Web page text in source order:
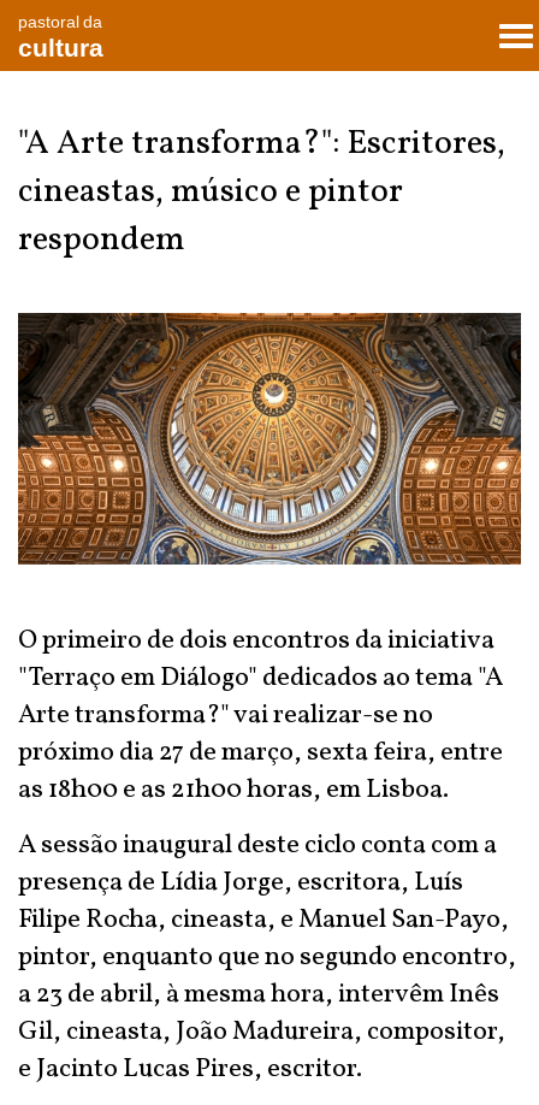
pastoral da
cultura
"A Arte transforma?": Escritores,
cineastas, músico e pintor
respondem
O primeiro de dois encontros da iniciativa
"Terraço em Diálogo" dedicados ao tema "A
Arte transforma?" vai realizar-se no
próximo dia 27 de março, sexta feira, entre
as 18h00 e as 21h00 horas, em Lisboa.
A sessão inaugural deste ciclo conta com a
presença de Lídia Jorge, escritora, Luís
Filipe Rocha, cineasta, e Manuel San-Payo,
pintor, enquanto que no segundo encontro,
a 23 de abril, à mesma hora, intervêm Inês
Gil, cineasta, João Madureira, compositor,
e Jacinto Lucas Pires, escritor.